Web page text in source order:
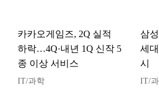
카카오게임즈, 2Q 실적
하락…4Q·내년 1Q 신작 5
종 이상 서비스
IT/과학
삼
세
시
IT/